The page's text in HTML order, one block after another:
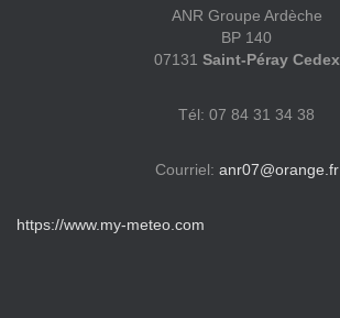
ANR Groupe Ardèche
BP 140
07131 Saint-Péray Cedex
Tél: 07 84 31 34 38
Courriel: anr07@orange.fr
https://www.my-meteo.com